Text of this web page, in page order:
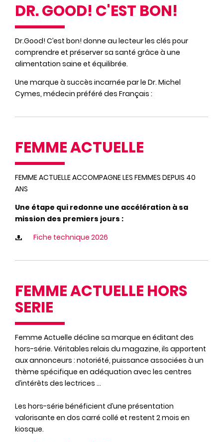
DR. GOOD! C'EST BON!
Dr.Good! C’est bon! donne au lecteur les clés pour
comprendre et préserver sa santé grâce à une
alimentation saine et équilibrée.
Une marque à succès incarnée par le Dr. Michel
Cymes, médecin préféré des Français :
FEMME ACTUELLE
FEMME ACTUELLE ACCOMPAGNE LES FEMMES DEPUIS 40
ANS
Une étape qui redonne une accélération à sa
mission des premiers jours :
Fiche technique 2026
FEMME ACTUELLE HORS
SERIE
Femme Actuelle décline sa marque en éditant des
hors-série. Véritables relais du magazine, ils apportent
aux annonceurs : notoriété, puissance associées à un
thème spécifique en adéquation avec les centres
d’intérêts des lectrices ...
Les hors-série bénéficient d’une présentation
valorisante en dos carré collé et restent 2 mois en
kiosque.